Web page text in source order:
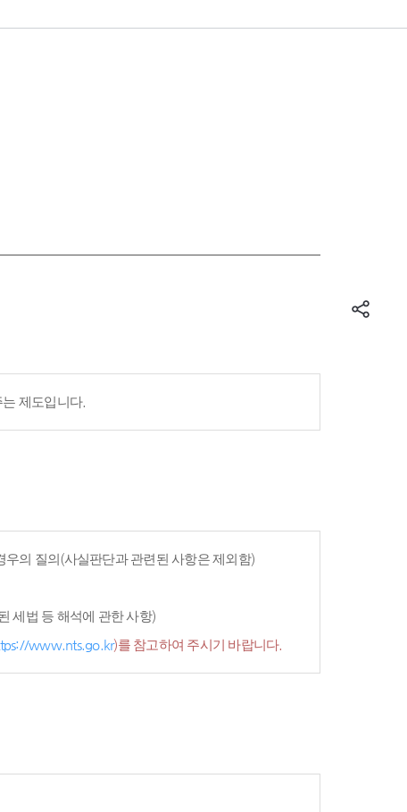
제도입니다.
의 질의(사실판단과 관련된 사항은 제외함)
세법 등 해석에 관한 사항)
www.nts.go.kr)를 참고하여 주시기 바랍니다.